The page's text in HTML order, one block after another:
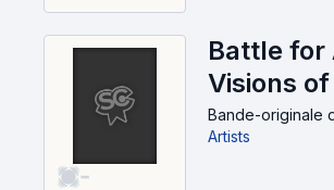
-
Battle for
Visions of
(OST)
Bande-originale
Artists